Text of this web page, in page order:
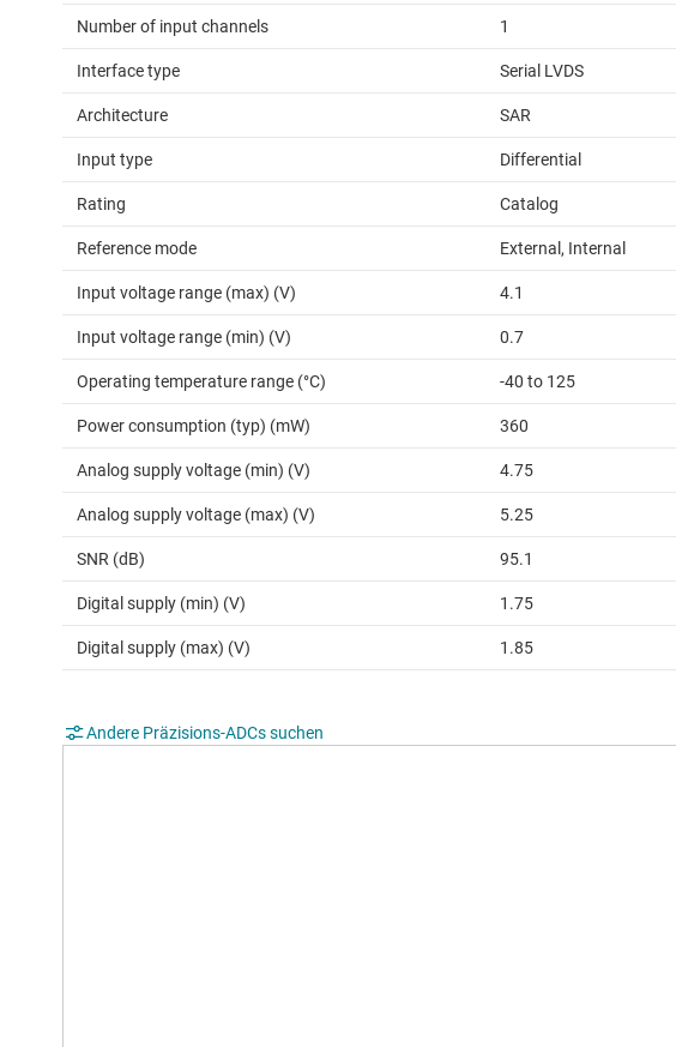
Number of input channels 1
Interface type Serial LVDS
Architecture SAR
Input type Differential
Rating Catalog
Reference mode External, Internal
Input voltage range (max) (V) 4.1
Input voltage range (min) (V) 0.7
Operating temperature range (°C) -40 to 125
Power consumption (typ) (mW) 360
Analog supply voltage (min) (V) 4.75
Analog supply voltage (max) (V) 5.25
SNR (dB) 95.1
Digital supply (min) (V) 1.75
Digital supply (max) (V) 1.85
Andere Präzisions-ADCs suchen